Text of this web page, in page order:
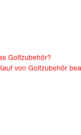
Golfzubehör?
von Golfzubehör